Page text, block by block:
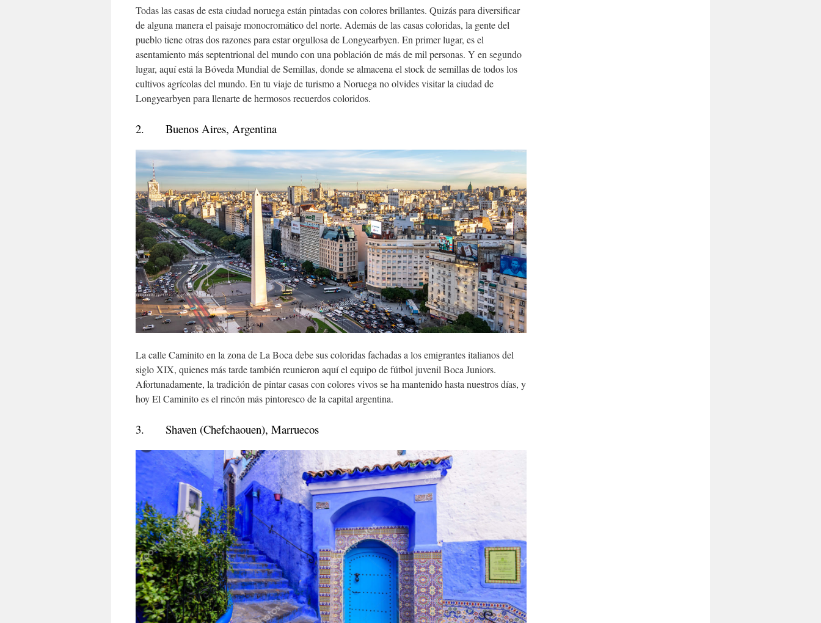
Todas las casas de esta ciudad noruega están pintadas con colores brillantes. Quizás para diversificar
de alguna manera el paisaje monocromático del norte. Además de las casas coloridas, la gente del
pueblo tiene otras dos razones para estar orgullosa de Longyearbyen. En primer lugar, es el
asentamiento más septentrional del mundo con una población de más de mil personas. Y en segundo
lugar, aquí está la Bóveda Mundial de Semillas, donde se almacena el stock de semillas de todos los
cultivos agrícolas del mundo. En tu viaje de turismo a Noruega no olvides visitar la ciudad de
Longyearbyen para llenarte de hermosos recuerdos coloridos.
2. Buenos Aires, Argentina
La calle Caminito en la zona de La Boca debe sus coloridas fachadas a los emigrantes italianos del
siglo XIX, quienes más tarde también reunieron aquí el equipo de fútbol juvenil Boca Juniors.
Afortunadamente, la tradición de pintar casas con colores vivos se ha mantenido hasta nuestros días, y
hoy El Caminito es el rincón más pintoresco de la capital argentina.
3. Shaven (Chefchaouen), Marruecos